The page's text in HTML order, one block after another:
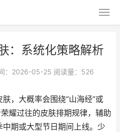
：系统化策略解析
：2026-05-25 阅读量：526
，大概率会围绕“山海经”或
耀过往的皮肤排期规律，辅助
期或大型节日期间上线。少